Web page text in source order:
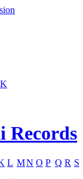
Records
L MN O P Q R S